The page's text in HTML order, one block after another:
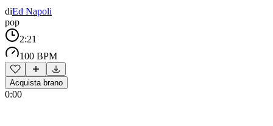
diEd Napoli
pop
2:21
100 BPM
Acquista brano
0:00